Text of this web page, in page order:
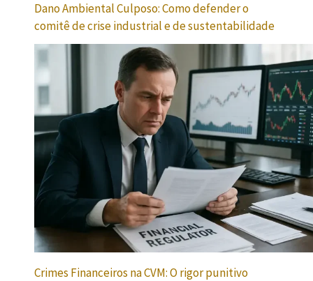
Dano Ambiental Culposo: Como defender o
comitê de crise industrial e de sustentabilidade
Crimes Financeiros na CVM: O rigor punitivo